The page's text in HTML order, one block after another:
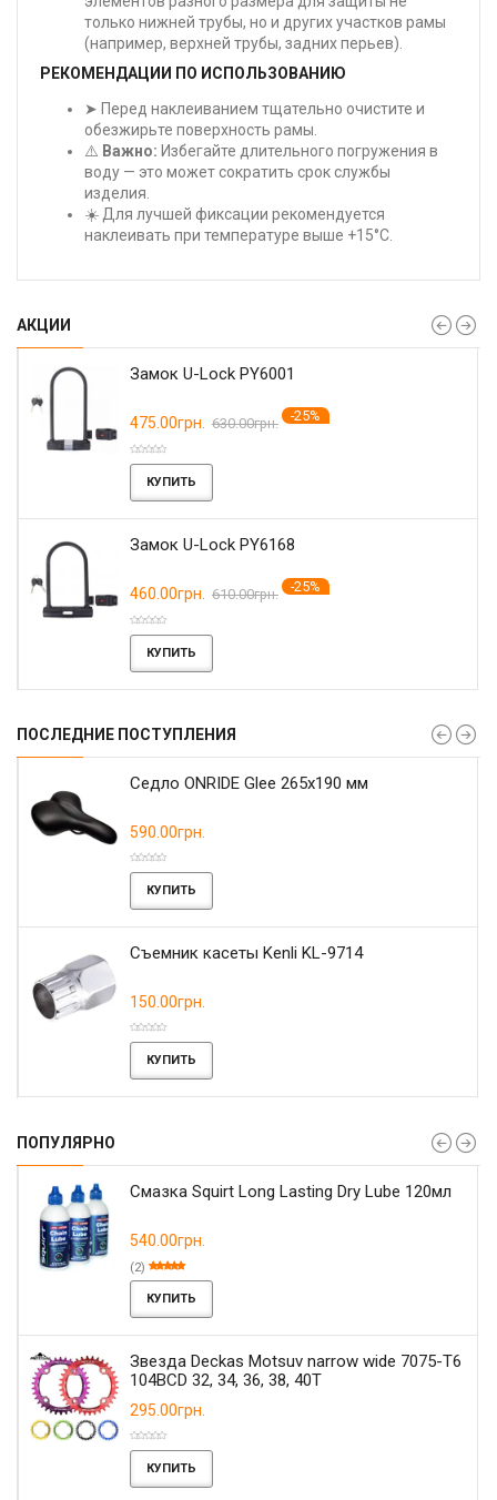
только нижней трубы, но и других участков рамы
(например, верхней трубы, задних перьев).
РЕКОМЕНДАЦИИ ПО ИСПОЛЬЗОВАНИЮ
➤ Перед наклеиванием тщательно очистите и
обезжирьте поверхность рамы.
⚠️ Важно: Избегайте длительного погружения в
воду — это может сократить срок службы
изделия.
☀️ Для лучшей фиксации рекомендуется
наклеивать при температуре выше +15°C.
АКЦИИ
Замок U-Lock PY6001
475.00грн. 630.00грн. -25%
КУПИТЬ
Замок U-Lock PY6168
460.00грн. 610.00грн. -25%
КУПИТЬ
ПОСЛЕДНИЕ ПОСТУПЛЕНИЯ
Седло ONRIDE Glee 265x190 мм
590.00грн.
КУПИТЬ
Съемник касеты Kenli KL-9714
150.00грн.
КУПИТЬ
ПОПУЛЯРНО
Смазка Squirt Long Lasting Dry Lube 120мл
540.00грн.
(2)
КУПИТЬ
Звезда Deckas Motsuv narrow wide 7075-T6
104BCD 32, 34, 36, 38, 40T
295.00грн.
КУПИТЬ